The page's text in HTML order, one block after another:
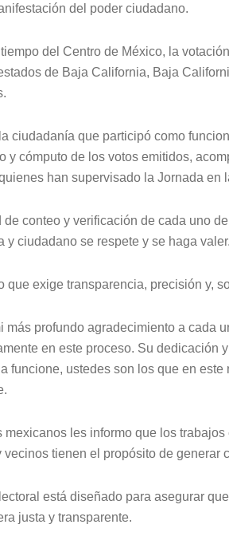
del poder ciudadano.
del Centro de México, la
de Baja California, Baja
ciudadanía que participó como
y cómputo de los votos emitidos,
han supervisado la Jornada en
de conteo y verificación de cada uno
y ciudadano se respete y se haga valer.
que exige transparencia, precisión y,
más profundo agradecimiento a cada
en este proceso. Su dedicación
funcione, ustedes son los que en
mexicanos les informo que los
vecinos tienen el propósito de generar
está diseñado para asegurar
justa y transparente.